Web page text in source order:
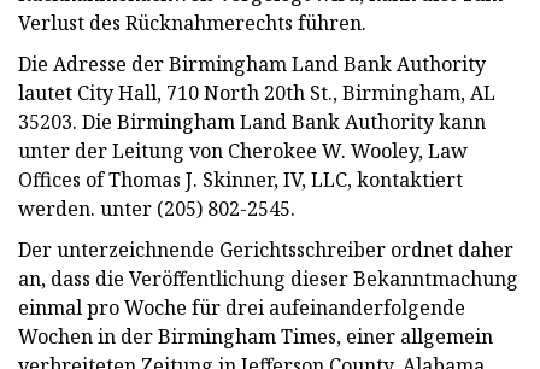
Verlust des Rücknahmerechts führen.
Die Adresse der Birmingham Land Bank Authority
lautet City Hall, 710 North 20th St., Birmingham, AL
35203. Die Birmingham Land Bank Authority kann
unter der Leitung von Cherokee W. Wooley, Law
Offices of Thomas J. Skinner, IV, LLC, kontaktiert
werden. unter (205) 802-2545.
Der unterzeichnende Gerichtsschreiber ordnet daher
an, dass die Veröffentlichung dieser Bekanntmachung
einmal pro Woche für drei aufeinanderfolgende
Wochen in der Birmingham Times, einer allgemein